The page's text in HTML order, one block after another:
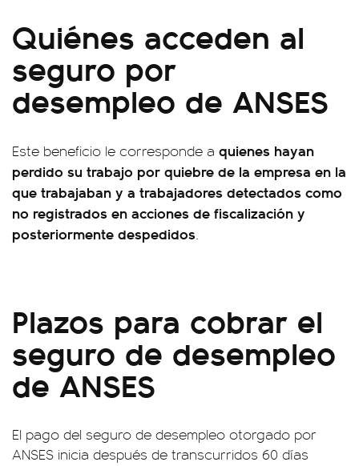
Quiénes acceden al
seguro por
desempleo de ANSES
Este beneficio le corresponde a quienes hayan
perdido su trabajo por quiebre de la empresa en la
que trabajaban y a trabajadores detectados como
no registrados en acciones de fiscalización y
posteriormente despedidos.
Plazos para cobrar el
seguro de desempleo
de ANSES
El pago del seguro de desempleo otorgado por
ANSES inicia después de transcurridos 60 días